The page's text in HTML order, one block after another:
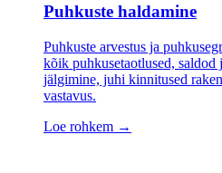
Puhkuste haldamine
Puhkuste arvestus ja
kõik puhkusetaotlused, saldod
jälgimine, juhi kinnitused
vastavus.
Loe rohkem →